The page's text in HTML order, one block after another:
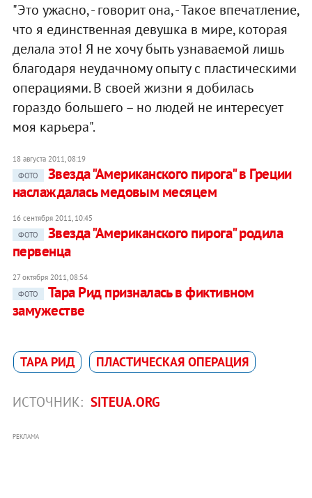
"Это ужасно, - говорит она, - Такое впечатление,
что я единственная девушка в мире, которая
делала это! Я не хочу быть узнаваемой лишь
благодаря неудачному опыту с пластическими
операциями. В своей жизни я добилась
гораздо большего – но людей не интересует
моя карьера".
18 августа 2011, 08:19
ФОТО
Звезда "Американского пирога" в Греции
наслаждалась медовым месяцем
16 сентября 2011, 10:45
ФОТО
Звезда "Американского пирога" родила
первенца
27 октября 2011, 08:54
ФОТО
Тара Рид призналась в фиктивном
замужестве
ТАРА РИД ПЛАСТИЧЕСКАЯ ОПЕРАЦИЯ
ИСТОЧНИК: SITEUA.ORG
РЕКЛАМА